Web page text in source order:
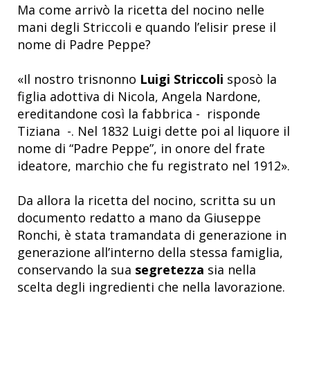
Ma come arrivò la ricetta del nocino nelle
mani degli Striccoli e quando l’elisir prese il
nome di Padre Peppe?
«Il nostro trisnonno Luigi Striccoli sposò la
figlia adottiva di Nicola, Angela Nardone,
ereditandone così la fabbrica - risponde
Tiziana -. Nel 1832 Luigi dette poi al liquore il
nome di “Padre Peppe”, in onore del frate
ideatore, marchio che fu registrato nel 1912».
Da allora la ricetta del nocino, scritta su un
documento redatto a mano da Giuseppe
Ronchi, è stata tramandata di generazione in
generazione all’interno della stessa famiglia,
conservando la sua segretezza sia nella
scelta degli ingredienti che nella lavorazione.